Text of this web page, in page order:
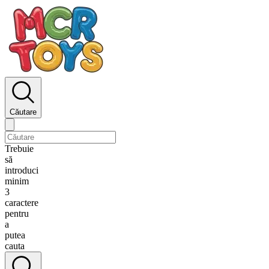
Căutare
Trebuie
să
introduci
minim
3
caractere
pentru
a
putea
cauta